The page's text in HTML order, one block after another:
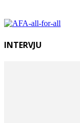
INTERVJU